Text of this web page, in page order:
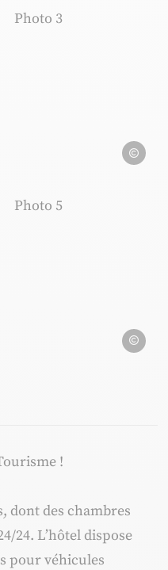
Photo 3, © Kyriad Limoges
Kyriad
Photo 5, © Kyriad Limoges
Kyriad
!
dont des chambres
24. L’hôtel dispose
pour véhicules